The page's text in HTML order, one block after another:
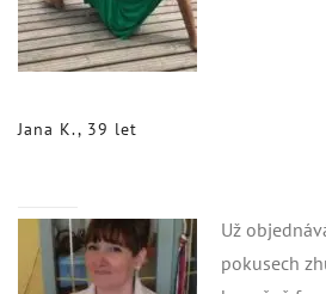
Jana K., 39 let
Už
pokusech